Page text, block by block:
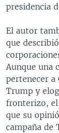
presidencia
El autor
que
Aunque una
pertenecer a
Trump y
fronterizo, el
que su
campaña de